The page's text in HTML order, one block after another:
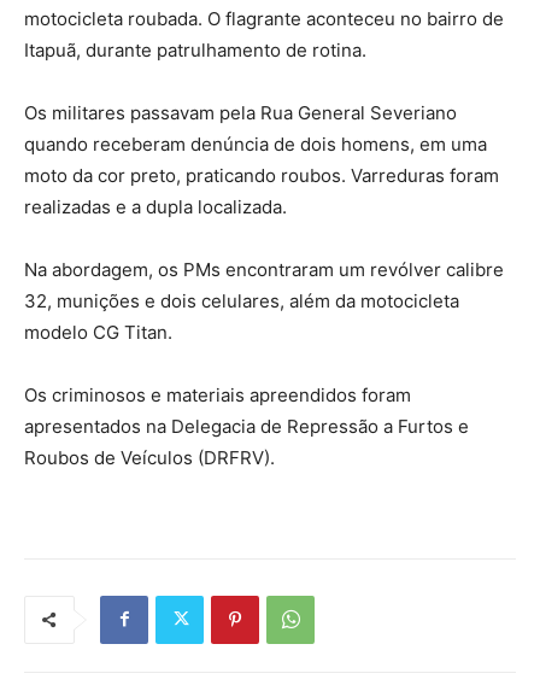
motocicleta roubada. O flagrante aconteceu no bairro de
Itapuã, durante patrulhamento de rotina.
Os militares passavam pela Rua General Severiano
quando receberam denúncia de dois homens, em uma
moto da cor preto, praticando roubos. Varreduras foram
realizadas e a dupla localizada.
Na abordagem, os PMs encontraram um revólver calibre
32, munições e dois celulares, além da motocicleta
modelo CG Titan.
Os criminosos e materiais apreendidos foram
apresentados na Delegacia de Repressão a Furtos e
Roubos de Veículos (DRFRV).